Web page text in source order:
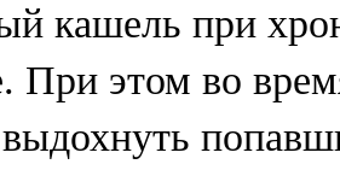
кашель при
При этом во